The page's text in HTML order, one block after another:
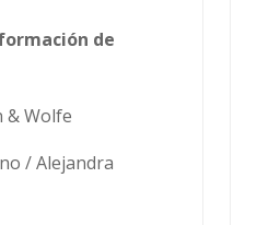
de
& Wolfe
/ Alejandra